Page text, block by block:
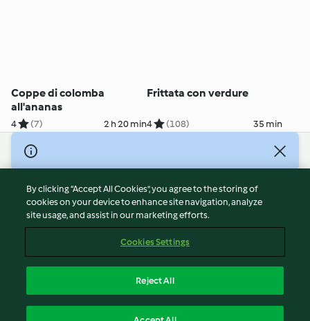
Coppe di colomba
all'ananas
4 (7) 2 h 20 min
Frittata con verdure
4 (108) 35 min
© Copyright 2026
Terms of Service
Privacy Policy
Disclaimer
Cookies
Withdraw Contract
By clicking “Accept All Cookies”, you agree to the storing of
cookies on your device to enhance site navigation, analyze
site usage, and assist in our marketing efforts.
Cookies Settings
Reject All